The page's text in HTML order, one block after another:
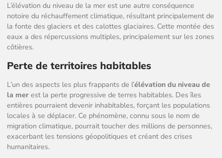
L’élévation du niveau de la mer est une autre conséquence
notoire du réchauffement climatique, résultant principalement de
la fonte des glaciers et des calottes glaciaires. Cette montée des
eaux a des répercussions multiples, principalement sur les zones
côtières.
Perte de territoires habitables
L’un des aspects les plus frappants de l’élévation du niveau de
la mer est la perte progressive de terres habitables. Des îles
entières pourraient devenir inhabitables, forçant les populations
locales à se déplacer. Ce phénomène, connu sous le nom de
migration climatique, pourrait toucher des millions de personnes,
exacerbant les tensions géopolitiques et créant des crises
humanitaires.